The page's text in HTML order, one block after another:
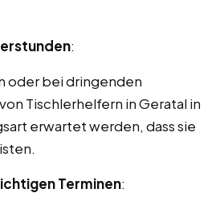
:
oder bei dringenden
Tischlerhelfern in Geratal in
erwartet werden, dass sie
Terminen: